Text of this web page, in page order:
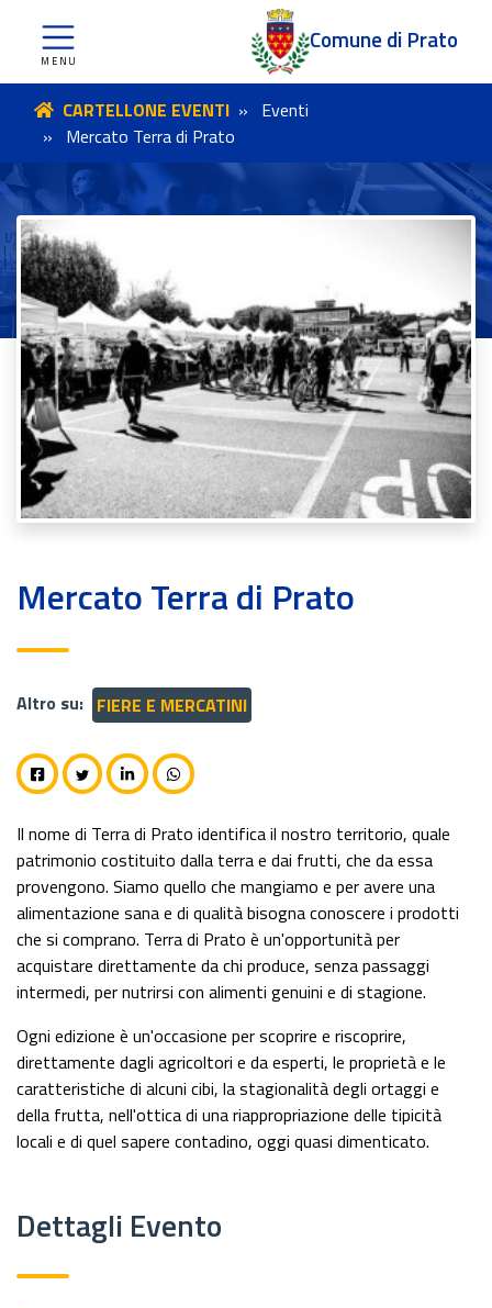
Comune di Prato
CARTELLONE EVENTI
Eventi
Mercato Terra di Prato
Mercato Terra di Prato
Altro su: FIERE E MERCATINI
Il nome di Terra di Prato identifica il nostro territorio, quale
patrimonio costituito dalla terra e dai frutti, che da essa
provengono. Siamo quello che mangiamo e per avere una
alimentazione sana e di qualità bisogna conoscere i prodotti
che si comprano. Terra di Prato è un'opportunità per
acquistare direttamente da chi produce, senza passaggi
intermedi, per nutrirsi con alimenti genuini e di stagione.
Ogni edizione è un'occasione per scoprire e riscoprire,
direttamente dagli agricoltori e da esperti, le proprietà e le
caratteristiche di alcuni cibi, la stagionalità degli ortaggi e
della frutta, nell'ottica di una riappropriazione delle tipicità
locali e di quel sapere contadino, oggi quasi dimenticato.
Dettagli Evento